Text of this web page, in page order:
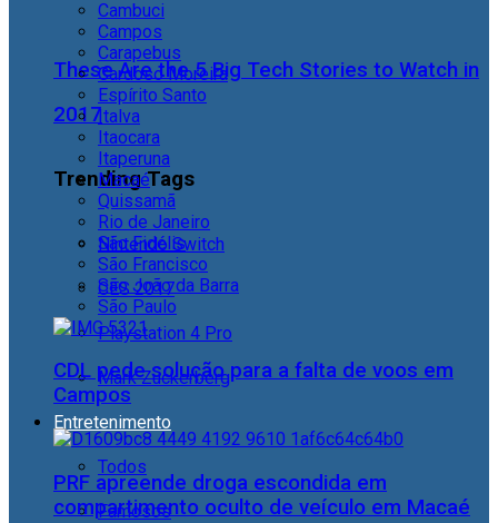
These Are the 5 Big Tech Stories to Watch in
2017
Trending Tags
Nintendo Switch
CES 2017
Playstation 4 Pro
Mark Zuckerberg
Entretenimento
Todos
Famosos
Cambuci
Campos
Carapebus
Cardoso Moreira
Espírito Santo
Italva
Itaocara
Itaperuna
Macaé
Quissamã
Rio de Janeiro
São Fidélis
São Francisco
São João da Barra
São Paulo
CDL pede solução para a falta de voos em
Campos
PRF apreende droga escondida em
compartimento oculto de veículo em Macaé